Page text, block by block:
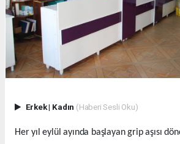
Erkek| Kadın (Haberi Sesli Oku)
Her yıl eylül ayında başlayan grip aşısı